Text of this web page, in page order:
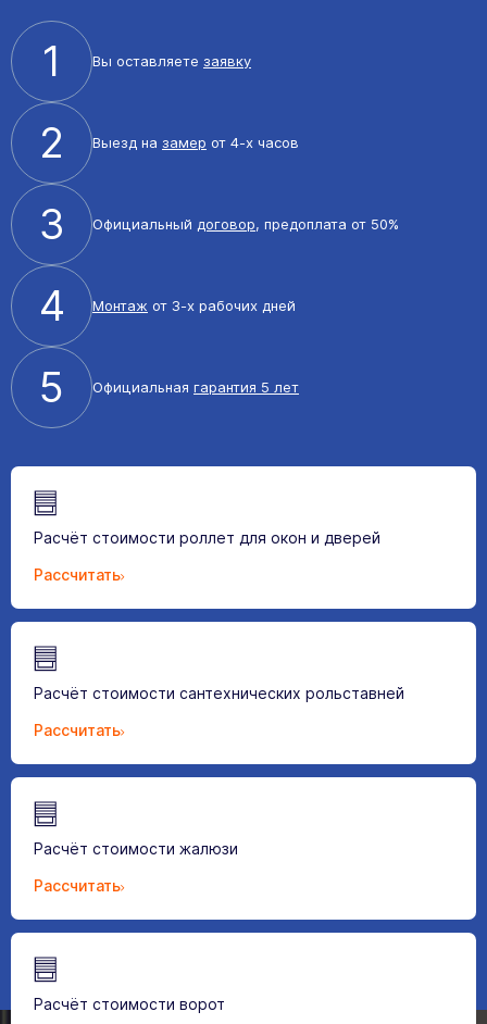
1 Вы оставляете заявку
2 Выезд на замер от 4-х часов
3 Официальный договор, предоплата от 50%
4 Монтаж от 3-х рабочих дней
5 Официальная гарантия 5 лет
Расчёт стоимости роллет для окон и дверей
Рассчитать
Расчёт стоимости сантехнических рольставней
Рассчитать
Расчёт стоимости жалюзи
Рассчитать
Расчёт стоимости ворот